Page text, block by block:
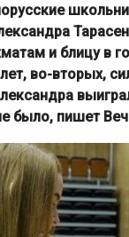
и блицу в
во-вторых,
было, пишет